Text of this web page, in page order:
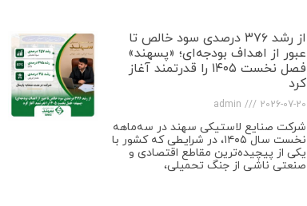
از رشد ۳۷۶ درصدی سود خالص تا
عبور از اهداف بودجه‌ای؛ «پسهند»
فصل نخست ۱۴۰۵ را قدرتمند آغاز
کرد
admin 2026-07-20
شرکت صنایع لاستیکی سهند در سه‌ماهه
نخست سال ۱۴۰۵، در شرایطی که کشور با
یکی از پیچیده‌ترین مقاطع اقتصادی و
صنعتی ناشی از جنگ تحمیلی،